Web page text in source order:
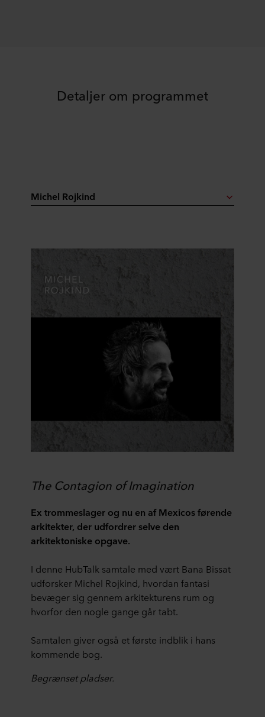
Detaljer om programmet
Michel Rojkind
The Contagion of Imagination
Ex trommeslager og nu en af Mexicos førende
arkitekter, der udfordrer selve den
arkitektoniske opgave.
I denne HubTalk samtale med vært Bana Bissat
udforsker Michel Rojkind, hvordan fantasi
bevæger sig gennem arkitekturens rum og
hvorfor den nogle gange går tabt.
Samtalen giver også et første indblik i hans
kommende bog.
Begrænset pladser.